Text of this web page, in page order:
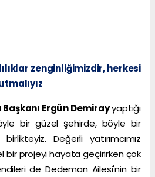
zenginliğimizdir, herkesi
Ergün Demirayyaptığı
bir güzel şehirde, böyle bir
Değerli yatırımcımız
bir projeyi hayata geçirirken çok
de Dedeman Ailesi'nin bir